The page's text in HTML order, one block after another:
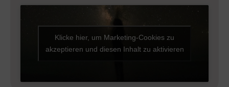
Klicke hier, um Marketing-Cookies zu
akzeptieren und diesen Inhalt zu aktivieren